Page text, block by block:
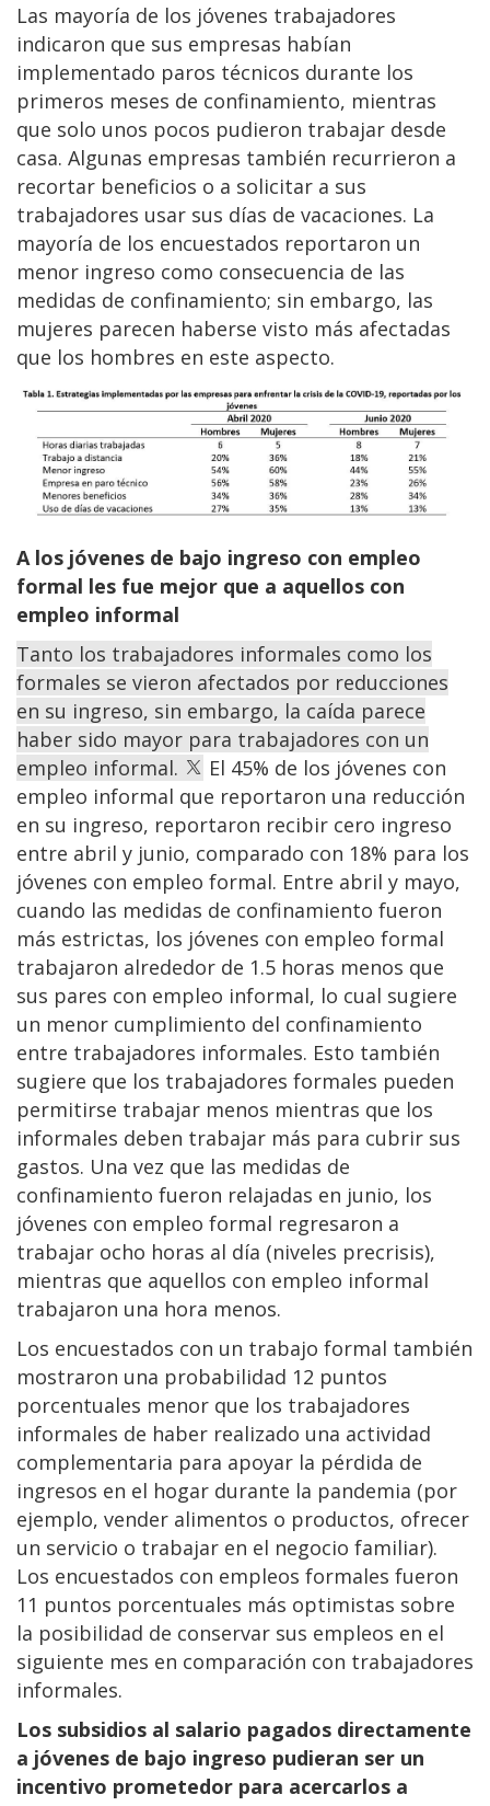
Las mayoría de los jóvenes trabajadores
indicaron que sus empresas habían
implementado paros técnicos durante los
primeros meses de confinamiento, mientras
que solo unos pocos pudieron trabajar desde
casa. Algunas empresas también recurrieron a
recortar beneficios o a solicitar a sus
trabajadores usar sus días de vacaciones. La
mayoría de los encuestados reportaron un
menor ingreso como consecuencia de las
medidas de confinamiento; sin embargo, las
mujeres parecen haberse visto más afectadas
que los hombres en este aspecto.
A los jóvenes de bajo ingreso con empleo
formal les fue mejor que a aquellos con
empleo informal
Tanto los trabajadores informales como los
formales se vieron afectados por reducciones
en su ingreso, sin embargo, la caída parece
haber sido mayor para trabajadores con un
empleo informal.
El 45% de los jóvenes con
empleo informal que reportaron una reducción
en su ingreso, reportaron recibir cero ingreso
entre abril y junio, comparado con 18% para los
jóvenes con empleo formal. Entre abril y mayo,
cuando las medidas de confinamiento fueron
más estrictas, los jóvenes con empleo formal
trabajaron alrededor de 1.5 horas menos que
sus pares con empleo informal, lo cual sugiere
un menor cumplimiento del confinamiento
entre trabajadores informales. Esto también
sugiere que los trabajadores formales pueden
permitirse trabajar menos mientras que los
informales deben trabajar más para cubrir sus
gastos. Una vez que las medidas de
confinamiento fueron relajadas en junio, los
jóvenes con empleo formal regresaron a
trabajar ocho horas al día (niveles precrisis),
mientras que aquellos con empleo informal
trabajaron una hora menos.
Los encuestados con un trabajo formal también
mostraron una probabilidad 12 puntos
porcentuales menor que los trabajadores
informales de haber realizado una actividad
complementaria para apoyar la pérdida de
ingresos en el hogar durante la pandemia (por
ejemplo, vender alimentos o productos, ofrecer
un servicio o trabajar en el negocio familiar).
Los encuestados con empleos formales fueron
11 puntos porcentuales más optimistas sobre
la posibilidad de conservar sus empleos en el
siguiente mes en comparación con trabajadores
informales.
Los subsidios al salario pagados directamente
a jóvenes de bajo ingreso pudieran ser un
incentivo prometedor para acercarlos a